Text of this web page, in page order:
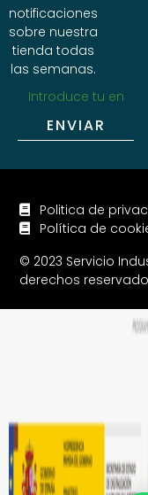
notificaciones
sobre nuestra
tienda todas
las semanas.
ENVIAR
© 2023 Servicio
derechos
Politica de
Política de